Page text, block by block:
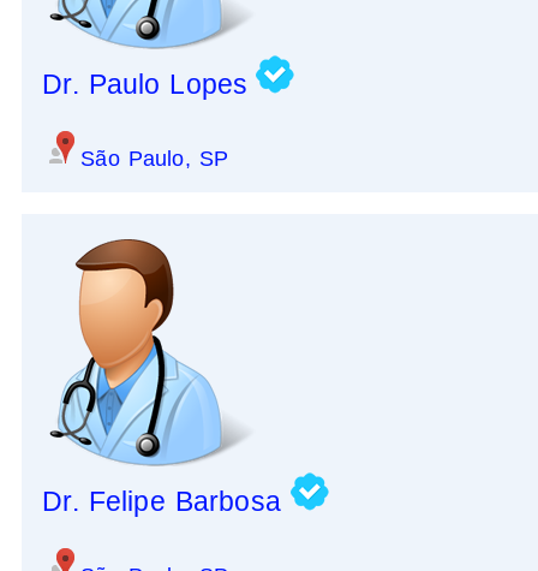
Dr. Paulo Lopes
São Paulo, SP
Dr. Felipe Barbosa